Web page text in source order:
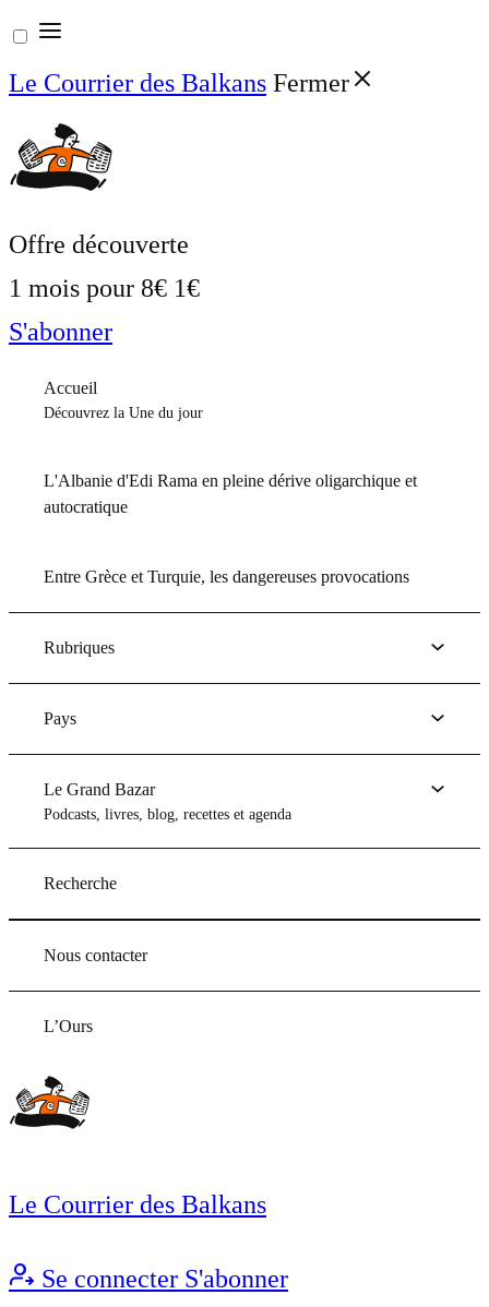
Aller
au
contenu
Le Courrier des Balkans Fermer
Offre découverte
1 mois pour 8€ 1€
S'abonner
Accueil
Découvrez la Une du jour
L'Albanie d'Edi Rama en pleine dérive oligarchique et
autocratique
Entre Grèce et Turquie, les dangereuses provocations
Rubriques
Pays
Le Grand Bazar
Podcasts, livres, blog, recettes et agenda
Recherche
Nous contacter
L’Ours
Le Courrier des Balkans
Se connecter S'abonner